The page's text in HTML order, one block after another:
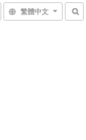
繁體中文